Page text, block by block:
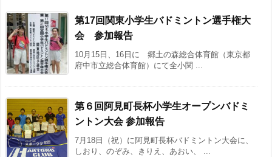
第17回関東小学生バドミントン選手権大
会 参加報告
10月15日、16日に 郷土の森総合体育館（東京都
府中市立総合体育館）にて全小関 ...
第６回阿見町長杯小学生オープンバドミ
ント​ン大会 参加報告
7月18日（祝）に阿見町長杯バドミントン大会に、
しおり、のぞみ、きりえ、あおい、 ...